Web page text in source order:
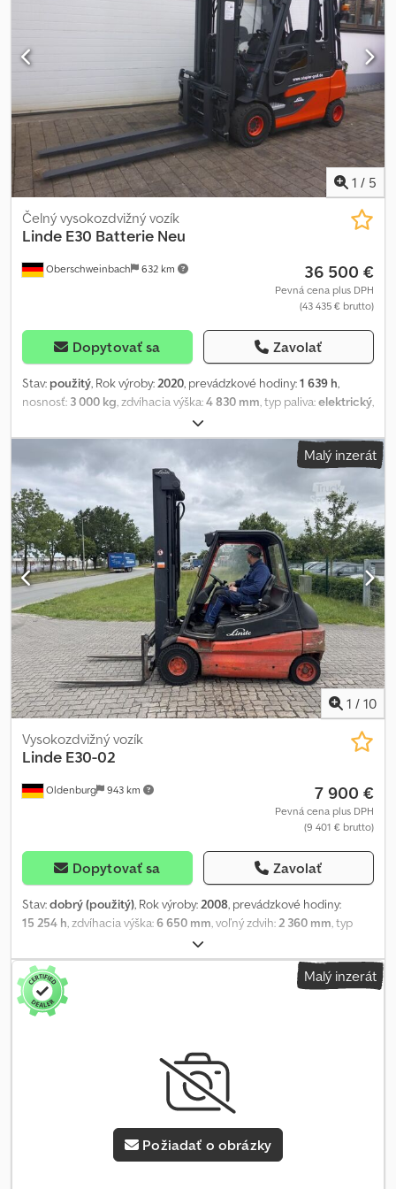
1 / 5
Oberschweinbach 632 km
Čelný vysokozdvižný vozík
Linde E30 Batterie Neu
36 500 €
Pevná cena plus DPH
(43 435 € brutto)
Dopytovať sa Zavolať
Stav: použitý, Rok výroby: 2020, prevádzkové hodiny:1 639 h,
nosnosť: 3 000 kg , zdvíhacia výška:4 830 mm , typ paliva:elektrický
, stavebná výška:
percento, farba:iný, Prídavné zariadenia: bočný posuv, nastavovač
vidlíc, špeciálna výbava: 3. ventil, 4. ventil, kúrenie, plná kabína,
popis: nová batéria Cjdpjyatvwsfx Anmeha
Malý inzerát
1 / 10
Oldenburg 943 km
Vysokozdvižný vozík
Linde E30-02
7 900 €
Pevná cena plus DPH
(9 401 € brutto)
Dopytovať sa Zavolať
Stav:dobrý (použitý), Rok výroby:2008, prevádzkové hodiny:
15 254 h, zdvíhacia výška:6 650 mm, voľný zdvih:2 360 mm, typ
triplex
dĺžka vidlíc:1 240 mm, Pneumatiky vpredu: 2 x 23x9-10 /
superelastické / 80 - 100% Pneumatiky vzadu: 0 x 18x7-8 /
superelastické / 0 - 20% Batéria a nabíjačka: Batéria Volt: 80 V
Kapacita batérie: 625 Ah Stav batérie: 40 - 60% Rok výroby batérie:
Oldenburgu približne 150 ťažkých vysokozdvižných vozíkov,
kontajnerových zakladačov, reachstackerov, vysokozdvižných
vozíkov a terminálnych traktorov. Navštívte našu webovú stránku -
... Leasing, splátkový predaj a financovanie za férových podmienok
sú pre nás kedykoľvek možné. Radi od vás odkúpime aj váš použitý
stroj, aj bez toho, aby ste si od nás kúpili vozidlo. Zavolajte mi,
"Marco Levermann", rád vám podám podrobné informácie o tomto
Malý inzerát
Požiadať o obrázky